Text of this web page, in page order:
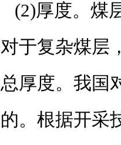
(2)厚度。煤
对于复杂煤层
总厚度。我国
的。根据开采